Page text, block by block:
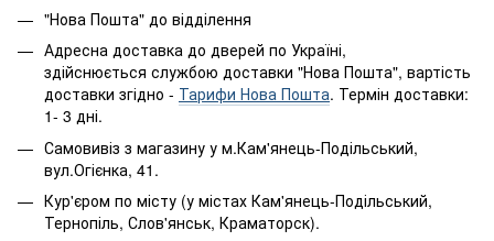
"Нова Пошта" до відділення
Адресна доставка до дверей по Україні,
здійснюється службою доставки "Нова Пошта", вартість
доставки згідно - Тарифи Нова Пошта. Термін доставки:
1- 3 дні.
Самовивіз з магазину у м.Кам'янець-Подільський,
вул.Огієнка, 41.
Кур'єром по місту (у містах Кам'янець-Подільський,
Тернопіль, Слов'янськ, Краматорск).